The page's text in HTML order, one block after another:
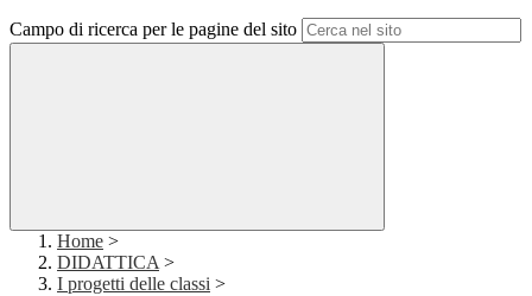
Campo di ricerca per le pagine del sito
Home >
DIDATTICA >
I progetti delle classi >